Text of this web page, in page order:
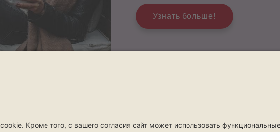
Узнать больше!
Сообщить об ущербе Контакты и офисы